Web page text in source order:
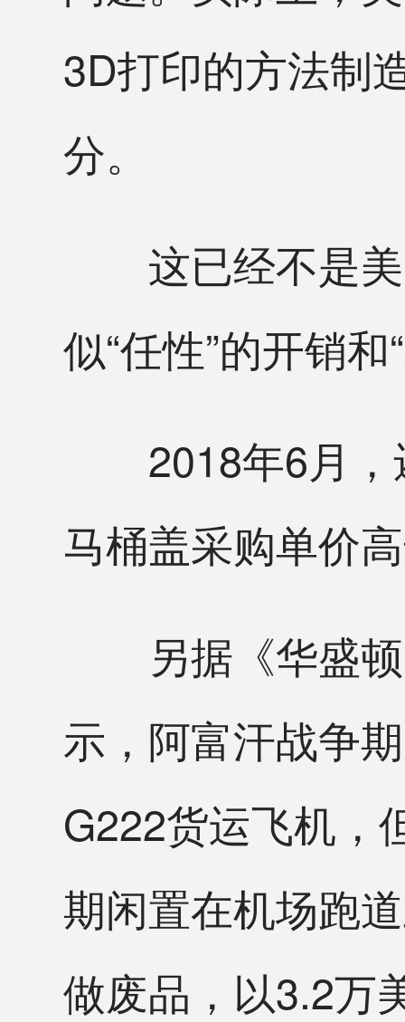
3D打印的方法制
分。
这已经不是美
似“任性”的开销
2018年6月，
马桶盖采购单价
另据《华盛顿
示，阿富汗战争
G222货运飞机，
期闲置在机场跑
做废品，以3.2万